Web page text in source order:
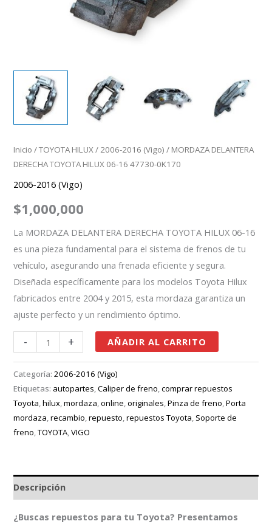
Inicio /TOYOTA HILUX/ 2006-2016 (Vigo) / MORDAZA DELANTERA
DERECHA TOYOTA HILUX 06-16 47730-0K170
2006-2016 (Vigo)
$1,000,000
La MORDAZA DELANTERA DERECHA TOYOTA HILUX 06-16
es una pieza fundamental para el sistema de frenos de tu
vehículo, asegurando una frenada eficiente y segura.
Diseñada específicamente para los modelos Toyota Hilux
fabricados entre 2004 y 2015, esta mordaza garantiza un
ajuste perfecto y un rendimiento óptimo.
- + AÑADIR AL CARRITO
Categoría:2006-2016 (Vigo)
Etiquetas: autopartes ,Caliper de freno ,comprar repuestos
Toyota ,hilux ,mordaza ,online ,originales ,Pinza de freno ,Porta
mordaza ,recambio ,repuesto ,repuestos Toyota Soporte de
freno ,TOYOTA ,VIGO
Descripción
¿Buscas repuestos para tu Toyota? Presentamos